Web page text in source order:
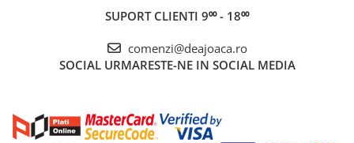
SUPORT CLIENTI 9⁰⁰ - 18⁰⁰
comenzi@deajoaca.ro
SOCIAL URMARESTE-NE IN SOCIAL MEDIA